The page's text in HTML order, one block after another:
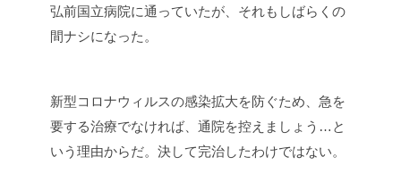
弘前国立病院に通っていたが、それもしばらくの
間ナシになった。
新型コロナウィルスの感染拡大を防ぐため、急を
要する治療でなければ、通院を控えましょう…と
いう理由からだ。決して完治したわけではない。